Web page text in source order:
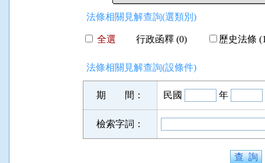
法條相關見解查詢(選類別)
全選 行政函釋 (0) 歷史法條
法條相關見解查詢(設條件)
期 間： 民國 年
檢索字詞：